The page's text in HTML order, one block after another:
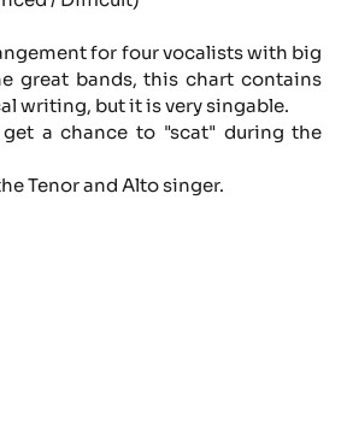
for four vocalists with big
great bands, this chart contains
writing, but it is very singable.
a chance to "scat" during the
Tenor and Alto singer.